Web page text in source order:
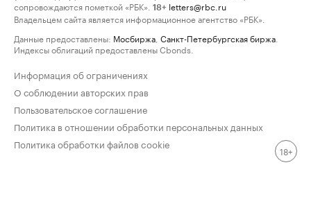
сопровождаются пометкой «РБК».
18+ letters@rbc.ru
Владельцем сайта является информационное агентство «РБК».
Данные предоставлены: Мосбиржа Санкт-Петербургская биржа
Индексы облигаций предоставлены Cbonds.
Информация об ограничениях
О соблюдении авторских прав
Пользовательское соглашение
Политика в отношении обработки персональных данных
Политика обработки файлов cookie
18+